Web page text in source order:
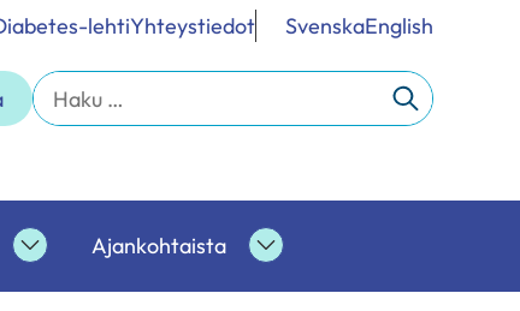
lehtiYhteystiedot SvenskaEnglish
Haku:
Ammattilaisille
alasivut
Ajankohtaista
Ajankohtaista
alasivut